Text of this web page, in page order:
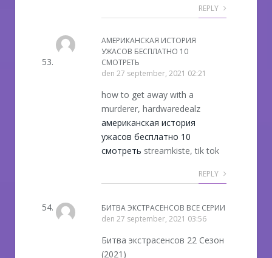
REPLY
АМЕРИКАНСКАЯ ИСТОРИЯ
УЖАСОВ БЕСПЛАТНО 10
СМОТРЕТЬ
den 27 september, 2021 02:21
how to get away with a
murderer, hardwaredealz
американская история
ужасов бесплатно 10
смотреть streamkiste, tik tok
REPLY
БИТВА ЭКСТРАСЕНСОВ ВСЕ СЕРИИ
den 27 september, 2021 03:56
Битва экстрасенсов 22 Сезон
(2021)